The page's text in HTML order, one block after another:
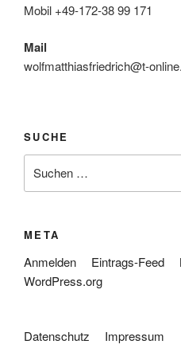
Mobil +49-172-38 99 171
Mail
wolfmatthiasfriedrich@t-
SUCHE
nach:
META
Anmelden Eintrags-Feed
WordPress.org
Datenschutz Impressum